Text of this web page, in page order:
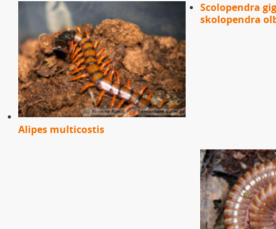
Alipes multicostis
Scolopendra
skolopendra